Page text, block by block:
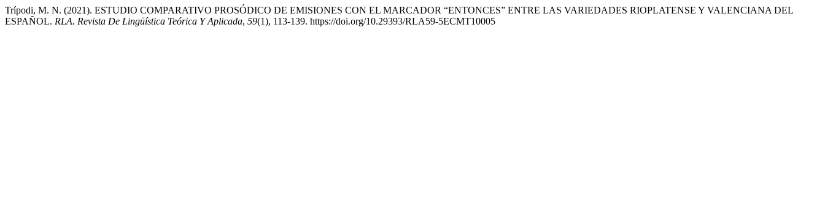
Trípodi, M. N. (2021). ESTUDIO COMPARATIVO PROSÓDICO DE EMISIONES CON EL MARCADOR “ENTONCES” ENTRE LAS VARIEDADES RIOPLATENSE Y VALENCIANA DEL
ESPAÑOL. RLA. Revista De Lingüística Teórica Y Aplicada, 59(1), 113-139. https://doi.org/10.29393/RLA59-5ECMT10005